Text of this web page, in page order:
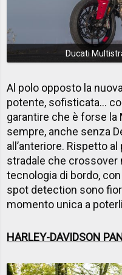
Ducati
Al polo opposto la nuova
potente, sofisticata…
garantire che è forse
sempre, anche senza
all’anteriore. Rispetto
stradale che crossover
tecnologia di bordo,
spot detection sono
momento unica a
HARLEY-DAVIDSON